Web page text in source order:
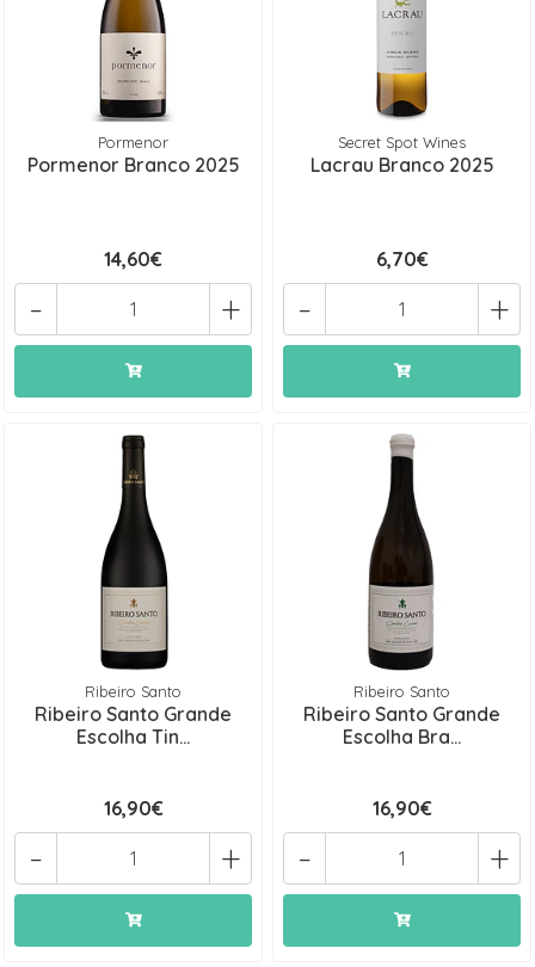
Pormenor
Pormenor Branco 2025
14,60€
+
-
Secret Spot Wines
Lacrau Branco 2025
6,70€
+
-
Ribeiro Santo
Ribeiro Santo Grande
Escolha Tin...
16,90€
+
-
Ribeiro Santo
Ribeiro Santo Grande
Escolha Bra...
16,90€
+
-